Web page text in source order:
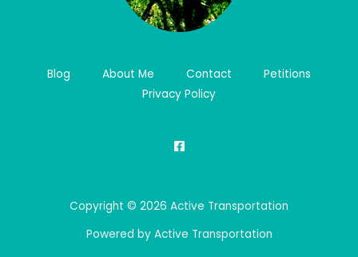
Blog About Me Contact
Petitions
Privacy Policy
Copyright © 2026 Active Transportation
Powered by Active Transportation